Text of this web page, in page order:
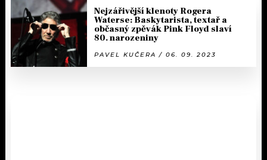
Nejzářivější klenoty Rogera
Waterse: Baskytarista, textař a
občasný zpěvák Pink Floyd slaví
80. narozeniny
PAVEL KUČERA / 06. 09. 2023